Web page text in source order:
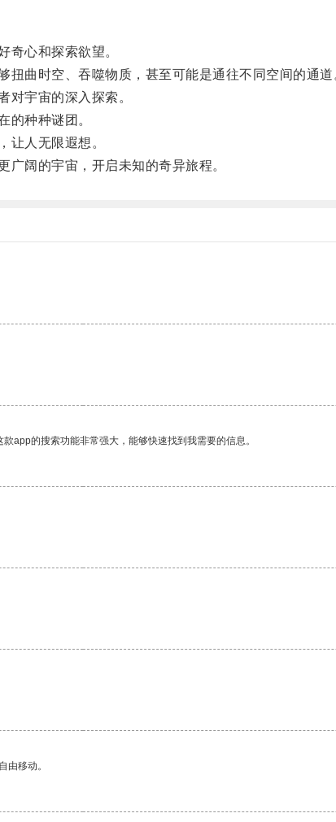
心和探索欲望。
曲时空、吞噬物质，甚至可能是通往不同空间的通道
宇宙的深入探索。
种种谜团。
人无限遐想。
阔的宇宙，开启未知的奇异旅程。
app的搜索功能非常强大，能够快速找到我需要的信息。
由移动。